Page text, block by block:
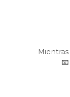
📧